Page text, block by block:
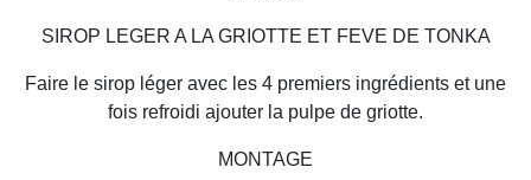
SIROP LEGER A LA GRIOTTE ET FEVE DE TONKA
Faire le sirop léger avec les 4 premiers ingrédients et une
fois refroidi ajouter la pulpe de griotte.
MONTAGE